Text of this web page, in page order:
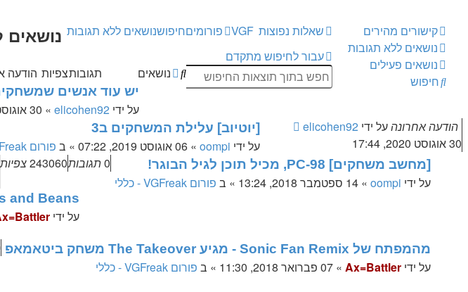
קישורים מהירים
נושאים ללא תגובות
נושאים פעילים
חיפוש
שאלות נפוצות VGF פורומיםחיפושנושאים ללא תגובות נושאים
עבור לחיפוש מתקדם
חיפוש
חיפוש
מתקדם
נושאים תגובותצפיות הודעה
יש עוד אנשים
על ידי elicohen92
» 30 אוגוסט 2020, 17:44
הודעה אחרונהעל ידי elicohen92
30 אוגוסט 2020, 17:44
[יוטיוב] עלילת המשחקים ב3
על ידי oompi
» 06 אוגוסט 2019, 07:22 » ב פורום VGFreak - כללי
[מחשב משחקים] PC-98, מכיל תוכן לגיל הבוגר!
על ידי oompi
» 14 ספטמבר 2018, 13:24 » ב פורום VGFreak - כללי
0תגובות243060צפיות
and Beans
על ידי
מהמפתח של Sonic Fan Remix - מגיע The Takeover משחק ביטאמאפ
על ידי Ax=Battler
» 07 פברואר 2018, 11:30 » ב פורום VGFreak - כללי